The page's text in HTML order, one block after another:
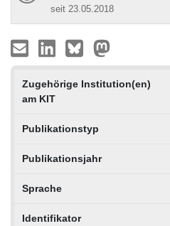
seit 23.05.2018
Zugehörige Institution(en)
am KIT
Publikationstyp
Publikationsjahr
Sprache
Identifikator